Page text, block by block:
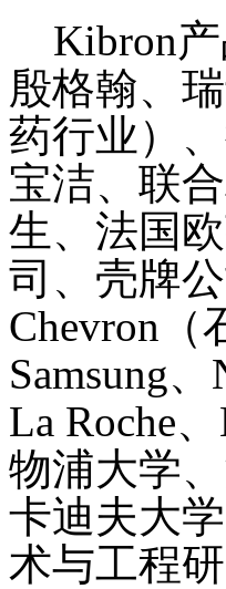
Kibron产
殷格翰、
药行业）
宝洁、联
生、法国
司、壳牌
Chevron（
Samsung
La Roche
物浦大学
卡迪夫大
术与工程